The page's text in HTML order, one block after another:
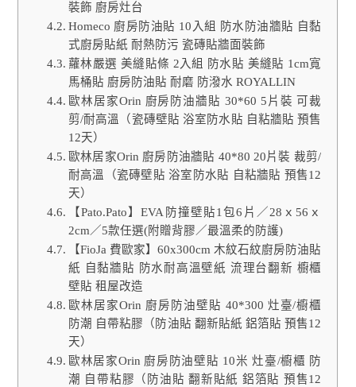
裝飾 廚房灶台
Homeco 廚房防油貼 10入組 防水防油牆貼 自黏
式廚房貼紙 耐熱防污 瓷磚貼牆面裝飾
蘿林嚴選 美縫貼條 2入組 防水貼 美縫貼 1cm寬
馬桶貼 廚房防油貼 耐磨 防潑水 ROYALLIN
歐林居家Orin 廚房防油牆貼 30*60 5片裝 可裁
剪/耐高溫（瓷磚壁貼 浴室防水貼 自粘牆貼 預售
12天）
歐林居家Orin 廚房防油牆貼 40*80 20片裝 裁剪/
耐高溫（瓷磚壁貼 浴室防水貼 自粘牆貼 預售12
天）
【Pato.Pato】EVA防撞壁貼1包6片／28ｘ56ｘ
2cm／5款任選(附贈背膠／最溫柔的防護)
【FioJa 費歐家】60x300cm 木紋石紋廚房防油貼
紙 自黏牆貼 防水耐高溫壁紙 流理台翻新 櫥櫃
壁貼 租屋改造
歐林居家Orin 廚房防油壁貼 40*300 灶臺/櫥櫃
防潮 自帶粘膠（防油貼 翻新貼紙 鋁箔貼 預售12
天）
歐林居家Orin 廚房防油壁貼 10米 灶臺/櫥櫃 防
潮 自帶粘膠（防油貼 翻新貼紙 鋁箔貼 預售12